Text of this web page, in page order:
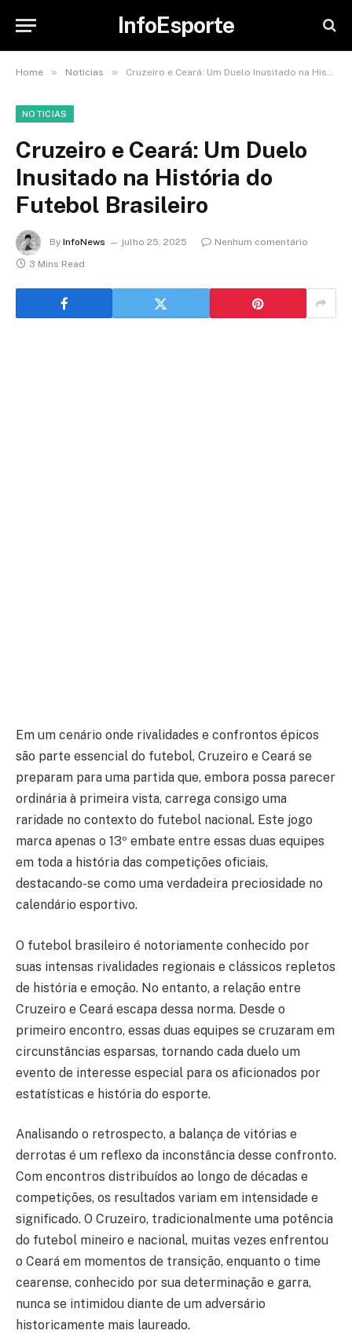
InfoEsporte
Home » Noticias » Cruzeiro e Ceará: Um Duelo Inusitado na História do Futebol Brasileiro
NOTICIAS
Cruzeiro e Ceará: Um Duelo
Inusitado na História do
Futebol Brasileiro
By InfoNews julho 25, 2025
Nenhum comentário
3 Mins Read
Em um cenário onde rivalidades e confrontos épicos
são parte essencial do futebol, Cruzeiro e Ceará se
preparam para uma partida que, embora possa parecer
ordinária à primeira vista, carrega consigo uma
raridade no contexto do futebol nacional. Este jogo
marca apenas o 13º embate entre essas duas equipes
em toda a história das competições oficiais,
destacando-se como uma verdadeira preciosidade no
calendário esportivo.
O futebol brasileiro é notoriamente conhecido por
suas intensas rivalidades regionais e clássicos repletos
de história e emoção. No entanto, a relação entre
Cruzeiro e Ceará escapa dessa norma. Desde o
primeiro encontro, essas duas equipes se cruzaram em
circunstâncias esparsas, tornando cada duelo um
evento de interesse especial para os aficionados por
estatísticas e história do esporte.
Analisando o retrospecto, a balança de vitórias e
derrotas é um reflexo da inconstância desse confronto.
Com encontros distribuídos ao longo de décadas e
competições, os resultados variam em intensidade e
significado. O Cruzeiro, tradicionalmente uma potência
do futebol mineiro e nacional, muitas vezes enfrentou
o Ceará em momentos de transição, enquanto o time
cearense, conhecido por sua determinação e garra,
nunca se intimidou diante de um adversário
historicamente mais laureado.